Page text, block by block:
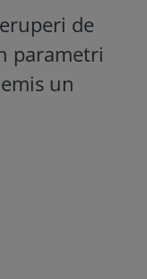
de
parametri
un